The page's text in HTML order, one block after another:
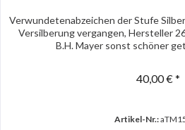
Verwundetenabzeichen der Stufe
Versilberung vergangen, Hersteller
B.H. Mayer sonst schöner
40,00 € *
Artikel-Nr.: